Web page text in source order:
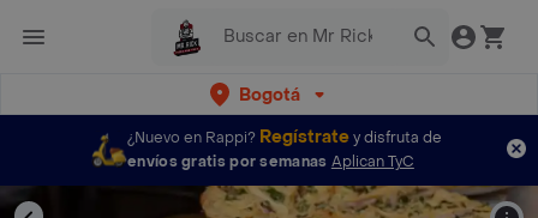
Bogotá
¿Nuevo en Rappi? Regístratey disfruta de
envíos gratis por semanas Aplican TyC